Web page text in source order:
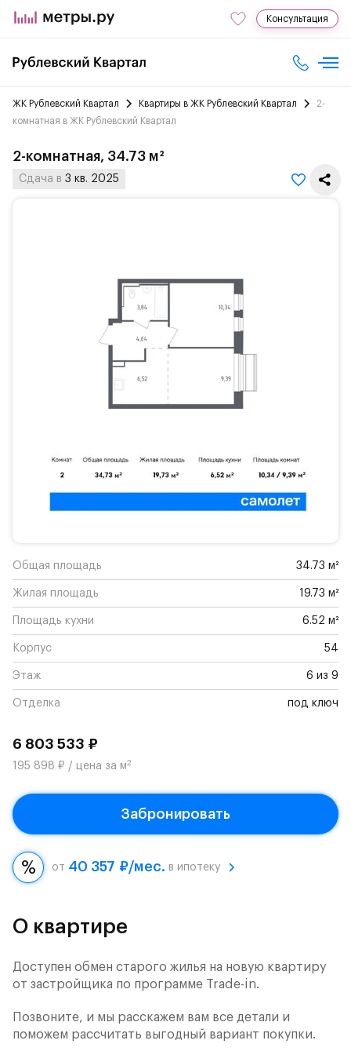
Консультация
ЖК Рублевский Квартал Квартиры в ЖК Рублевский Квартал
2-
комнатная в ЖК Рублевский Квартал
2-комнатная, 34.73 м²
Сдача в 3 кв. 2025
Общая площадь 34.73 м²
Жилая площадь 19.73 м²
Площадь кухни 6.52 м²
Корпус 54
Этаж 6 из 9
Отделка под ключ
6 803 533 ₽
195 898 ₽ / цена за м2
Забронировать
от 40 357 ₽/мес. в ипотеку
О квартире
Доступен обмен старого жилья на новую квартиру
от застройщика по программе Trade-in.
Позвоните, и мы расскажем вам все детали и
поможем рассчитать выгодный вариант покупки.